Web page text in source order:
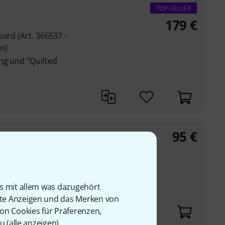
mit allem was dazugehört
Anzeigen und das Merken von
Cookies für Präferenzen,
(Art. 366537 -
und "Quilted
TOP-SELLER
179 €
95 €